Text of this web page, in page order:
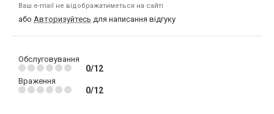
Ваш e-mail не відображатиметься на сайті
або Авторизуйтесь для написання відгуку
Обслуговування
0/12
Враження
0/12